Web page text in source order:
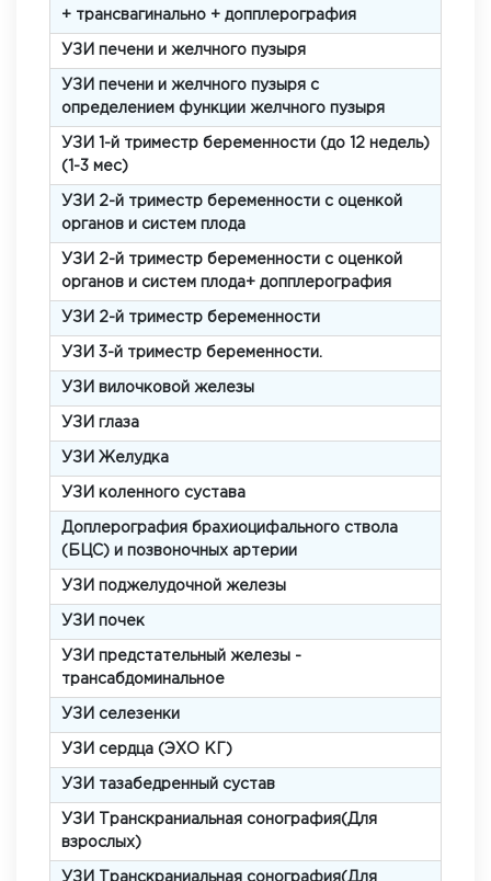
+ трансвагинально + допплерография
УЗИ печени и желчного пузыря
УЗИ печени и желчного пузыря с
определением функции желчного пузыря
УЗИ 1-й триместр беременности (до 12 недель)
(1-3 мес)
УЗИ 2-й триместр беременности с оценкой
органов и систем плода
УЗИ 2-й триместр беременности с оценкой
органов и систем плода+ допплерография
УЗИ 2-й триместр беременности
УЗИ 3-й триместр беременности.
УЗИ вилочковой железы
УЗИ глаза
УЗИ Желудка
УЗИ коленного сустава
Доплерография брахиоцифального ствола
(БЦС) и позвоночных артерии
УЗИ поджелудочной железы
УЗИ почек
УЗИ предстательный железы -
трансабдоминальное
УЗИ селезенки
УЗИ сердца (ЭХО КГ)
УЗИ тазабедренный сустав
УЗИ Транскраниальная сонография(Для
взрослых)
УЗИ Транскраниальная сонография(Для